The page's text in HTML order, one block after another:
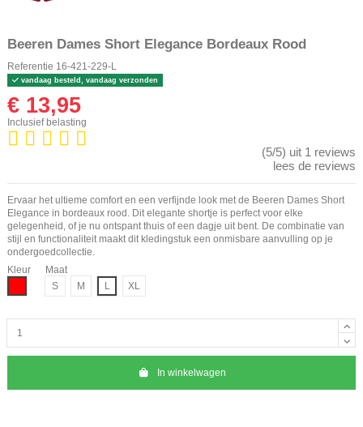
Beeren Dames Short Elegance Bordeaux Rood
Referentie 16-421-229-L
vandaag besteld, vandaag verzonden
€ 13,95
Inclusief belasting
(5/5) uit 1 reviews
lees de reviews
Ervaar het ultieme comfort en een verfijnde look met de Beeren Dames Short
Elegance in bordeaux rood. Dit elegante shortje is perfect voor elke
gelegenheid, of je nu ontspant thuis of een dagje uit bent. De combinatie van
stijl en functionaliteit maakt dit kledingstuk een onmisbare aanvulling op je
ondergoedcollectie.
Kleur
Maat
S
M L XL
In winkelwagen